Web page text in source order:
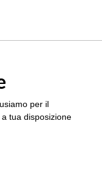
per il
a tua disposizione